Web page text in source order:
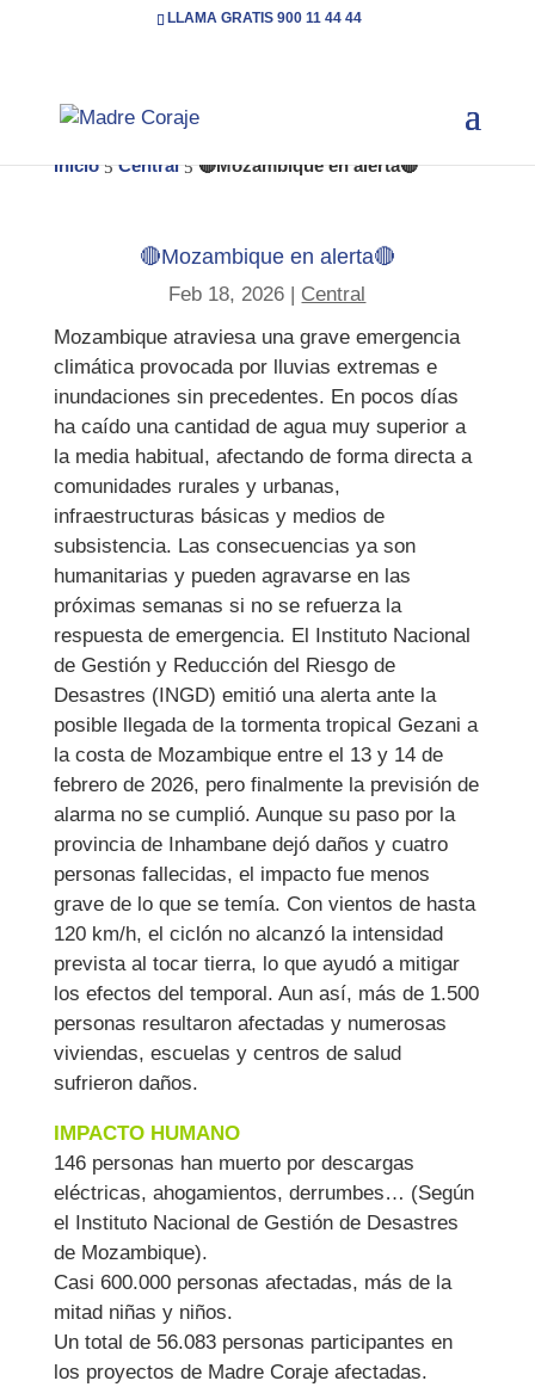
LLAMA GRATIS 900 11 44 44
Inicio 5 Central 5 🔴Mozambique en alerta🔴
🔴Mozambique en alerta🔴
Feb 18, 2026 | Central
Mozambique atraviesa una grave emergencia
climática provocada por lluvias extremas e
inundaciones sin precedentes. En pocos días
ha caído una cantidad de agua muy superior a
la media habitual, afectando de forma directa a
comunidades rurales y urbanas,
infraestructuras básicas y medios de
subsistencia. Las consecuencias ya son
humanitarias y pueden agravarse en las
próximas semanas si no se refuerza la
respuesta de emergencia. El Instituto Nacional
de Gestión y Reducción del Riesgo de
Desastres (INGD) emitió una alerta ante la
posible llegada de la tormenta tropical Gezani a
la costa de Mozambique entre el 13 y 14 de
febrero de 2026, pero finalmente la previsión de
alarma no se cumplió. Aunque su paso por la
provincia de Inhambane dejó daños y cuatro
personas fallecidas, el impacto fue menos
grave de lo que se temía. Con vientos de hasta
120 km/h, el ciclón no alcanzó la intensidad
prevista al tocar tierra, lo que ayudó a mitigar
los efectos del temporal. Aun así, más de 1.500
personas resultaron afectadas y numerosas
viviendas, escuelas y centros de salud
sufrieron daños.
IMPACTO HUMANO
146 personas han muerto por descargas
eléctricas, ahogamientos, derrumbes… (Según
el Instituto Nacional de Gestión de Desastres
de Mozambique).
Casi 600.000 personas afectadas, más de la
mitad niñas y niños.
Un total de 56.083 personas participantes en
los proyectos de Madre Coraje afectadas.